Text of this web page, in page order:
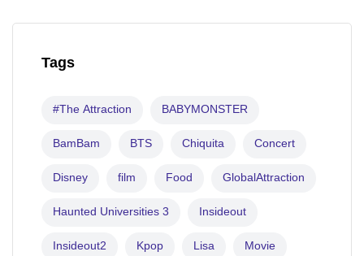
Tags
#The Attraction BABYMONSTER
BamBam BTS Chiquita Concert
Disney film Food GlobalAttraction
Haunted Universities 3 Insideout
Insideout2 Kpop Lisa Movie